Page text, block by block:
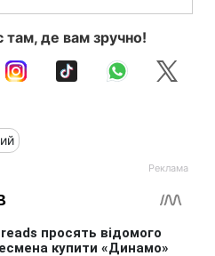
там, де вам зручно!